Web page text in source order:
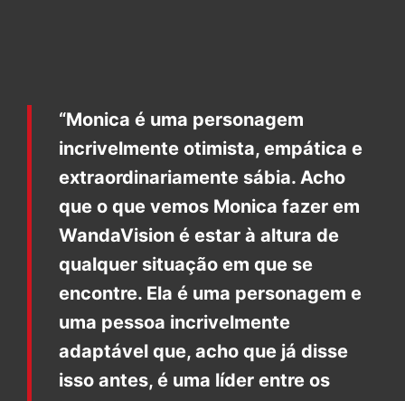
“Monica é uma personagem
incrivelmente otimista, empática e
extraordinariamente sábia. Acho
que o que vemos Monica fazer em
WandaVision é estar à altura de
qualquer situação em que se
encontre. Ela é uma personagem e
uma pessoa incrivelmente
adaptável que, acho que já disse
isso antes, é uma líder entre os